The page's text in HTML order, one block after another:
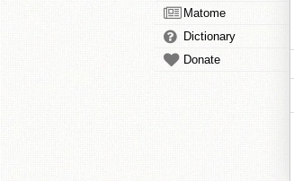
Matome
Dictionary
Donate